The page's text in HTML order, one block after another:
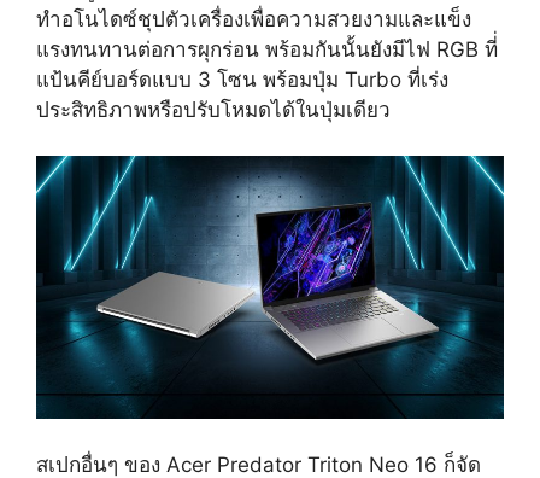
ทำอโนไดซ์ชุปตัวเครื่องเพื่อความสวยงามและแข็ง
แรงทนทานต่อการผุกร่อน พร้อมกันนั้นยังมีไฟ RGB ที่่
แป้นคีย์บอร์ดแบบ 3 โซน พร้อมปุ่ม Turbo ที่เร่ง
ประสิทธิภาพหรือปรับโหมดได้ในปุ่มเดียว
สเปกอื่นๆ ของ Acer Predator Triton Neo 16 ก็จัด